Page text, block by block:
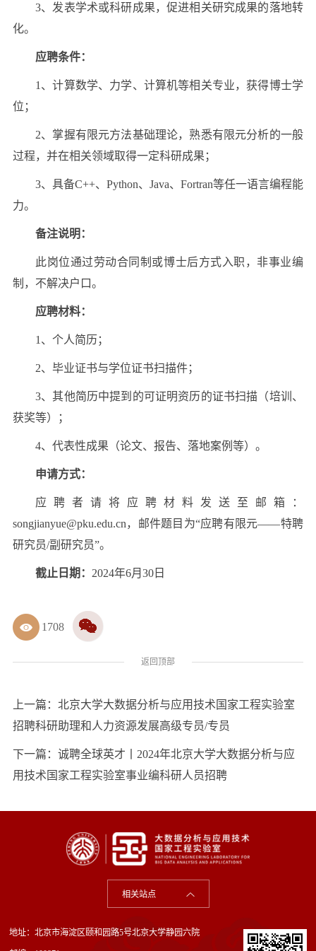
1708
3、发表学术或科研成果，促进相关研究成果的落地转
化。
应聘条件：
1、计算数学、力学、计算机等相关专业，获得博士学
位；
2、掌握有限元方法基础理论，熟悉有限元分析的一般
过程，并在相关领域取得一定科研成果；
3、具备C++、Python、Java、Fortran等任一语言编程能
力。
备注说明：
此岗位通过劳动合同制或博士后方式入职，非事业编
制，不解决户口。
应聘材料：
1、个人简历；
2、毕业证书与学位证书扫描件；
3、其他简历中提到的可证明资历的证书扫描（培训、
获奖等）；
4、代表性成果（论文、报告、落地案例等）。
申请方式：
应聘者请将应聘材料发送至邮箱：
songjianyue@pku.edu.cn，邮件题目为“应聘有限元——特聘
研究员/副研究员”。
截止日期： 2024年6月30日
返回顶部
上一篇： 北京大学大数据分析与应用技术国家工程实验室
招聘科研助理和人力资源发展高级专员/专员
下一篇： 诚聘全球英才丨2024年北京大学大数据分析与应
用技术国家工程实验室事业编科研人员招聘
相关站点
地址：北京市海淀区颐和园路5号北京大学静园六院